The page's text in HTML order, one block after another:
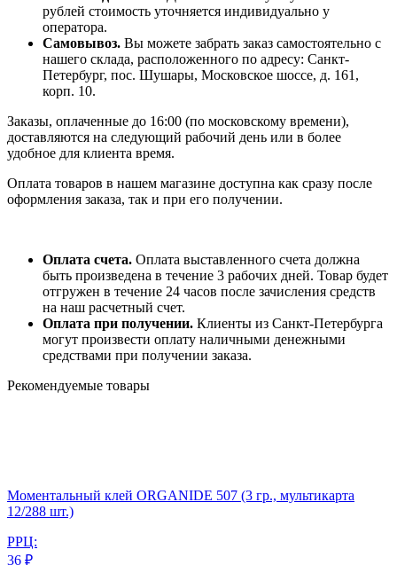
рублей стоимость уточняется индивидуально у
оператора.
Самовывоз. Вы можете забрать заказ самостоятельно с
нашего склада, расположенного по адресу: Санкт-
Петербург, пос. Шушары, Московское шоссе, д. 161,
корп. 10.
Заказы, оплаченные до 16:00 (по московскому времени),
доставляются на следующий рабочий день или в более
удобное для клиента время.
Оплата товаров в нашем магазине доступна как сразу после
оформления заказа, так и при его получении.
Оплата счета. Оплата выставленного счета должна
быть произведена в течение 3 рабочих дней. Товар будет
отгружен в течение 24 часов после зачисления средств
на наш расчетный счет.
Оплата при получении. Клиенты из Санкт-Петербурга
могут произвести оплату наличными денежными
средствами при получении заказа.
Рекомендуемые товары
Моментальный клей ORGANIDE 507 (3 гр., мультикарта
12/288 шт.)
РРЦ:
36 ₽